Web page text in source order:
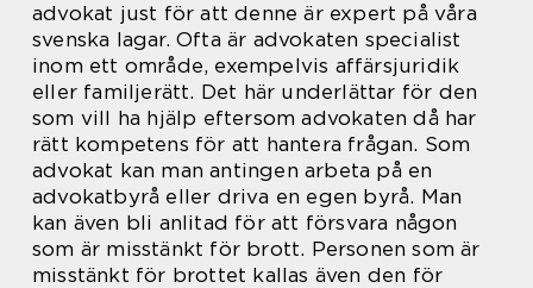
advokat just för att denne är expert på våra
svenska lagar. Ofta är advokaten specialist
inom ett område, exempelvis affärsjuridik
eller familjerätt. Det här underlättar för den
som vill ha hjälp eftersom advokaten då har
rätt kompetens för att hantera frågan. Som
advokat kan man antingen arbeta på en
advokatbyrå eller driva en egen byrå. Man
kan även bli anlitad för att försvara någon
som är misstänkt för brott. Personen som är
misstänkt för brottet kallas även den för